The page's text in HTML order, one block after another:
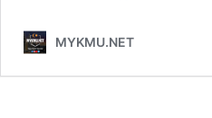
kematian
duit
MYKMU.NET